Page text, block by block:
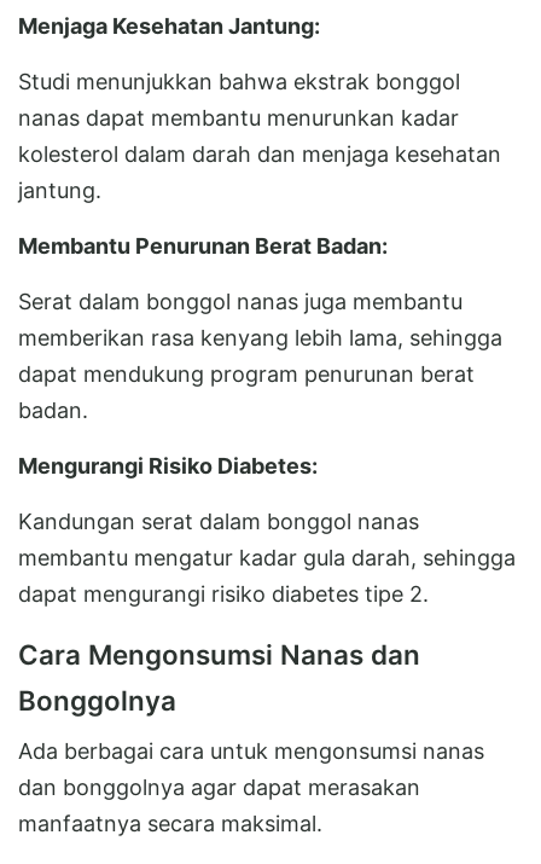
Menjaga Kesehatan Jantung:
Studi menunjukkan bahwa ekstrak bonggol
nanas dapat membantu menurunkan kadar
kolesterol dalam darah dan menjaga kesehatan
jantung.
Membantu Penurunan Berat Badan:
Serat dalam bonggol nanas juga membantu
memberikan rasa kenyang lebih lama, sehingga
dapat mendukung program penurunan berat
badan.
Mengurangi Risiko Diabetes:
Kandungan serat dalam bonggol nanas
membantu mengatur kadar gula darah, sehingga
dapat mengurangi risiko diabetes tipe 2.
Cara Mengonsumsi Nanas dan
Bonggolnya
Ada berbagai cara untuk mengonsumsi nanas
dan bonggolnya agar dapat merasakan
manfaatnya secara maksimal.